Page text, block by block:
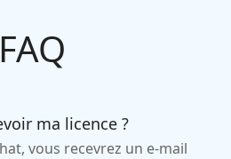
FAQ
ma licence ?
vous recevrez un e-mail